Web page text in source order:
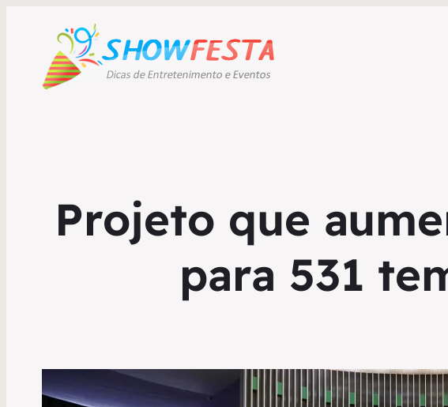
Projeto que
para 531